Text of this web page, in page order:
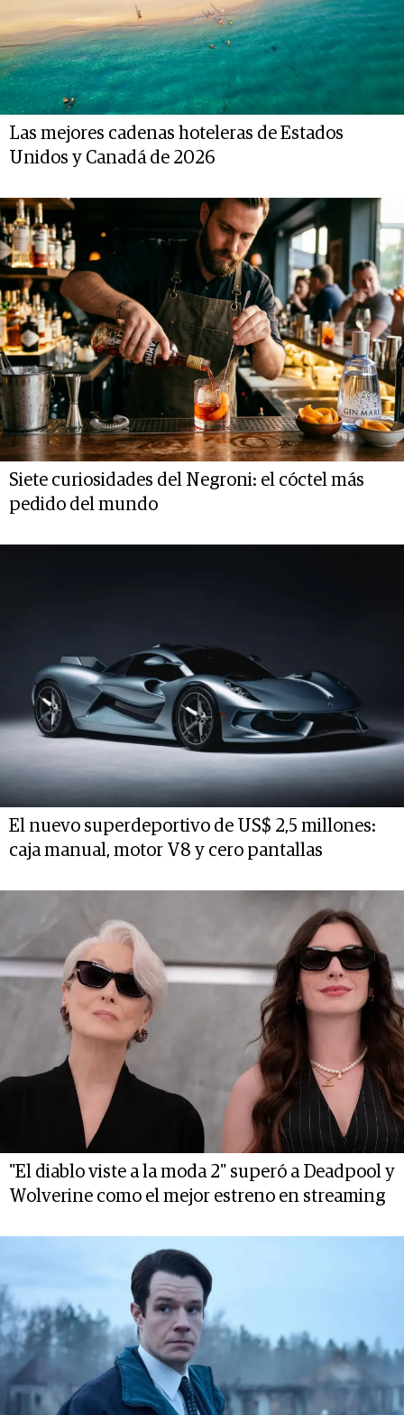
Las mejores cadenas hoteleras de Estados
Unidos y Canadá de 2026
Siete curiosidades del Negroni: el cóctel más
pedido del mundo
El nuevo superdeportivo de US$ 2,5 millones:
caja manual, motor V8 y cero pantallas
"El diablo viste a la moda 2" superó a Deadpool y
Wolverine como el mejor estreno en streaming